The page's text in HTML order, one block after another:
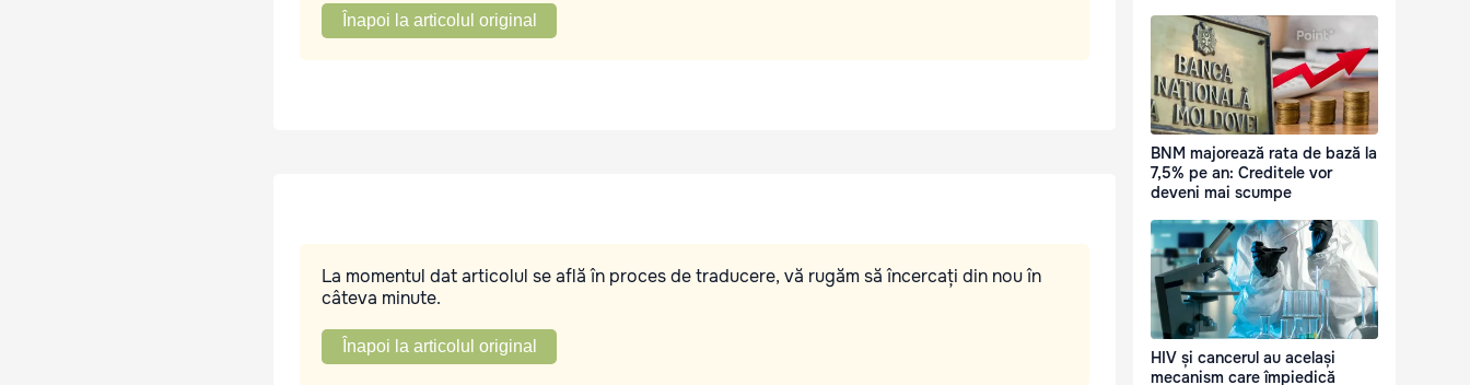
Înapoi la articolul original
La momentul dat articolul se află în proces de traducere, vă rugăm să încercați din nou în
câteva minute.
Înapoi la articolul original
BNM majorează rata de bază la
7,5% pe an: Creditele vor
deveni mai scumpe
HIV și cancerul au același
mecanism care împiedică